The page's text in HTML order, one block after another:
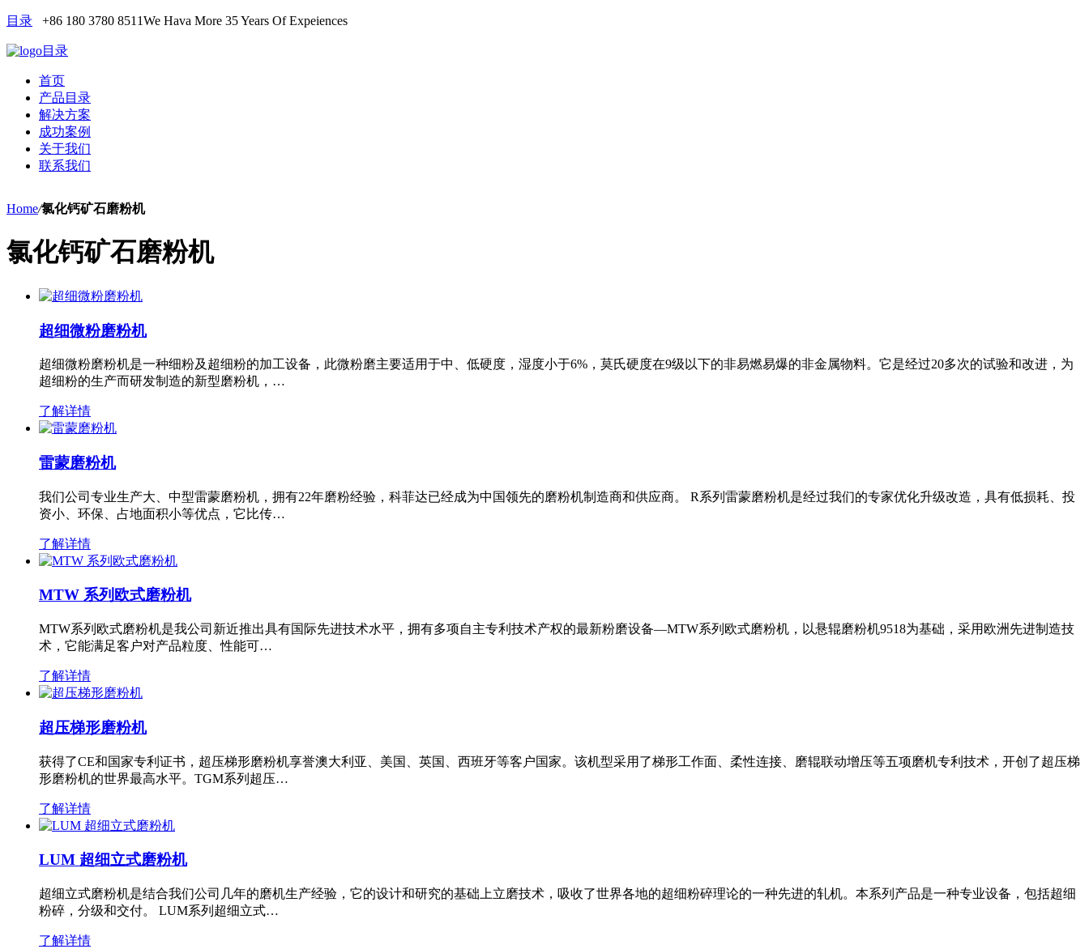
目录 +86 180 3780 8511We Hava More 35 Years Of Expeiences
目录
首页
产品目录
解决方案
成功案例
关于我们
联系我们
Home/氯化钙矿石磨粉机
氯化钙矿石磨粉机
超细微粉磨粉机
超细微粉磨粉机是一种细粉及超细粉的加工设备，此微粉磨主要适用于中、低硬度，湿度小于6%，莫氏硬度在9级以下的非易燃易爆的非金属物料。它是经过20多次的试验和改进，为
超细粉的生产而研发制造的新型磨粉机，…
了解详情
雷蒙磨粉机
我们公司专业生产大、中型雷蒙磨粉机，拥有22年磨粉经验，科菲达已经成为中国领先的磨粉机制造商和供应商。 R系列雷蒙磨粉机是经过我们的专家优化升级改造，具有低损耗、投
资小、环保、占地面积小等优点，它比传…
了解详情
MTW 系列欧式磨粉机
MTW系列欧式磨粉机是我公司新近推出具有国际先进技术水平，拥有多项自主专利技术产权的最新粉磨设备—MTW系列欧式磨粉机，以悬辊磨粉机9518为基础，采用欧洲先进制造技
术，它能满足客户对产品粒度、性能可…
了解详情
超压梯形磨粉机
获得了CE和国家专利证书，超压梯形磨粉机享誉澳大利亚、美国、英国、西班牙等客户国家。该机型采用了梯形工作面、柔性连接、磨辊联动增压等五项磨机专利技术，开创了超压梯
形磨粉机的世界最高水平。TGM系列超压…
了解详情
LUM 超细立式磨粉机
超细立式磨粉机是结合我们公司几年的磨机生产经验，它的设计和研究的基础上立磨技术，吸收了世界各地的超细粉碎理论的一种先进的轧机。本系列产品是一种专业设备，包括超细
粉碎，分级和交付。 LUM系列超细立式…
了解详情